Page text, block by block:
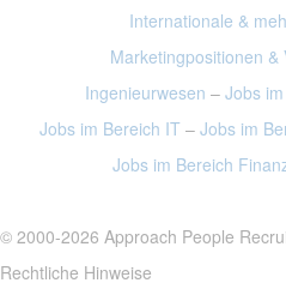
Internationale &
Marketingpositionen &
Ingenieurwesen – Jobs
Jobs im Bereich IT – Jobs im
Jobs im Bereich
© 2000-2026 Approach People
Rechtliche Hinweise